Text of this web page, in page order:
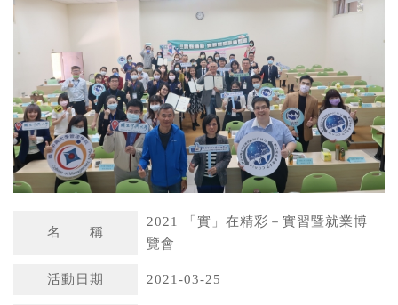
s
A
p
p
W
e
i
b
o
名 稱
2021 「實」在精彩－實習暨就業博
覽會
活動日期 2021-03-25